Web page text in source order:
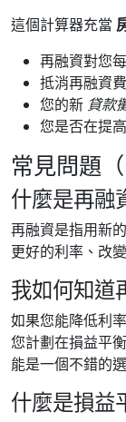
這個計算器充當
再融資對您
抵消再融資
您的新 貸款
您是否在提
常見問題（
什麼是再融
再融資是指用新
更好的利率、改
我如何知道
如果您能降低利
您計劃在損益平
能是一個不錯的
什麼是損益